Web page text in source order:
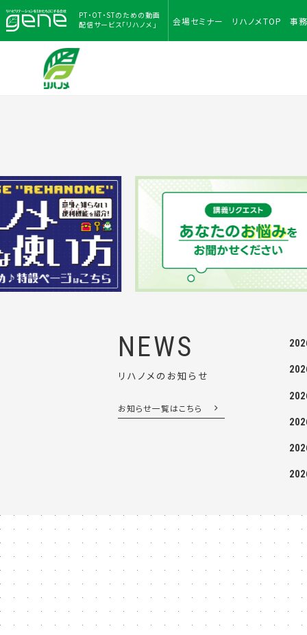
PT・OT・STのための動画
配信サービス「リハノメ」
会場セミナー リハノメTOP 事
NEWS
リハノメのお知らせ
お知らせ一覧はこちら